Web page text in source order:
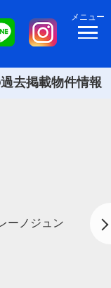
メニュー
去掲載物件情報